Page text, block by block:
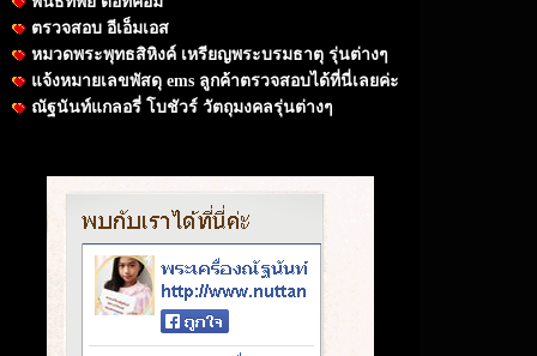
ตรวจสอบ อีเอ็มเอส
หมวดพระพุทธสิหิงค์ เหรียญพระบรมธาตุ รุ่นต่างๆ
แจ้งหมายเลขพัสดุ ems ลูกค้าตรวจสอบได้ที่นี่เลยค่ะ
ณัฐนันท์แกลอรี่ โบชัวร์ วัตถุมงคลรุ่นต่างๆ